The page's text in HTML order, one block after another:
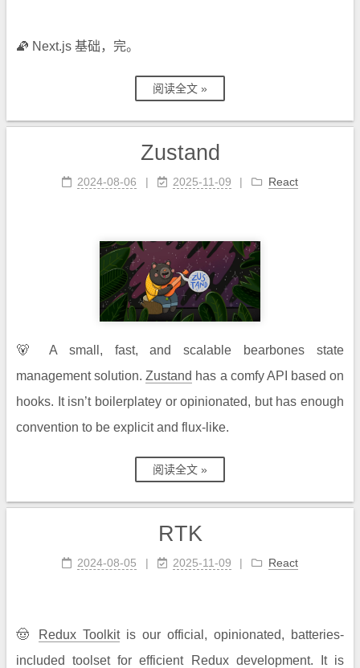
🦜 Next.js 基础，完。
阅读全文 »
Zustand
2024-08-06 2025-11-09 React
🐻 A small, fast, and scalable bearbones state
management solution.Zustand has a comfy API based on
hooks. It isn’t boilerplatey or opinionated, but has enough
convention to be explicit and flux-like.
阅读全文 »
RTK
2024-08-05 2025-11-09 React
🤠 Redux Toolkitis our official, opinionated, batteries-
included toolset for efficient Redux development. It is